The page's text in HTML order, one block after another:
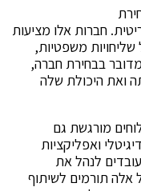
חברות אלו מציעות
משפטיות,
בבחירת חברה,
ואת היכולת שלה
מורגשת גם
ואפליקציות
לנהל את
אלה תורמים לשיתוף